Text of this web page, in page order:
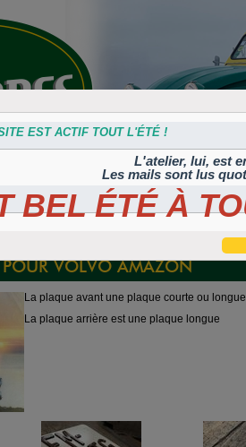
Plaques
immatriculation
Plaques
autocollantes et
Plaques
peintes
EST ACTIF TOUT L'ÉTÉ !
L'atelier, lui, est
Les mails sont lus
BEL ÉTÉ À
POUR VOLVO AMAZON
La plaque avant une plaque courte ou longue
La plaque arrière est une plaque longue